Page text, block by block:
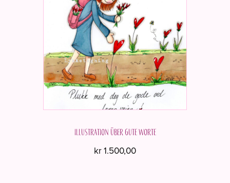
Illustration über gute Worte
kr1.500,00